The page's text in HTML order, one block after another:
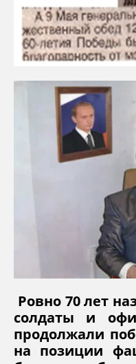
Ровно 70 лет
солдаты и
продолжали
на позиции